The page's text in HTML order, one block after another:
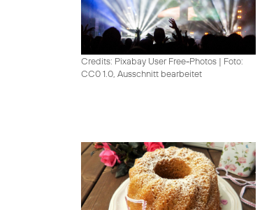
Credits: Pixabay User Free-Photos | Foto:
CC0 1.0, Ausschnitt bearbeitet